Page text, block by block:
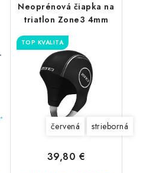
Neoprénová čiapka na
triatlon Zone3 4mm
TOP KVALITA
červená strieborná
39,80 €